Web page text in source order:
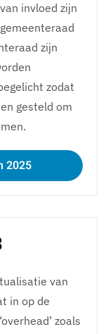
invloed zijn
zijn
zodat
gesteld om
2025
van
in op de
zoals